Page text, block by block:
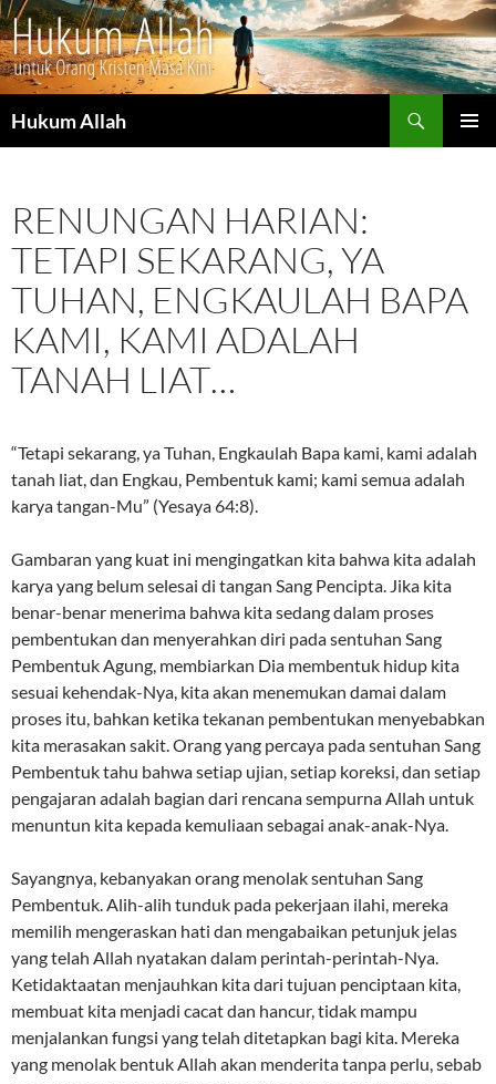
Hukum Allah
RENUNGAN HARIAN:
TETAPI SEKARANG, YA
TUHAN, ENGKAULAH BAPA
KAMI, KAMI ADALAH
TANAH LIAT…
“Tetapi sekarang, ya Tuhan, Engkaulah Bapa kami, kami adalah
tanah liat, dan Engkau, Pembentuk kami; kami semua adalah
karya tangan-Mu” (Yesaya 64:8).
Gambaran yang kuat ini mengingatkan kita bahwa kita adalah
karya yang belum selesai di tangan Sang Pencipta. Jika kita
benar-benar menerima bahwa kita sedang dalam proses
pembentukan dan menyerahkan diri pada sentuhan Sang
Pembentuk Agung, membiarkan Dia membentuk hidup kita
sesuai kehendak-Nya, kita akan menemukan damai dalam
proses itu, bahkan ketika tekanan pembentukan menyebabkan
kita merasakan sakit. Orang yang percaya pada sentuhan Sang
Pembentuk tahu bahwa setiap ujian, setiap koreksi, dan setiap
pengajaran adalah bagian dari rencana sempurna Allah untuk
menuntun kita kepada kemuliaan sebagai anak-anak-Nya.
Sayangnya, kebanyakan orang menolak sentuhan Sang
Pembentuk. Alih-alih tunduk pada pekerjaan ilahi, mereka
memilih mengeraskan hati dan mengabaikan petunjuk jelas
yang telah Allah nyatakan dalam perintah-perintah-Nya.
Ketidaktaatan menjauhkan kita dari tujuan penciptaan kita,
membuat kita menjadi cacat dan hancur, tidak mampu
menjalankan fungsi yang telah ditetapkan bagi kita. Mereka
yang menolak bentuk Allah akan menderita tanpa perlu, sebab